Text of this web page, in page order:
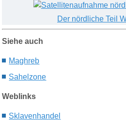
Der nördliche Teil
Siehe auch
Maghreb
Sahe lzone
Weblinks
Sklavenhandel